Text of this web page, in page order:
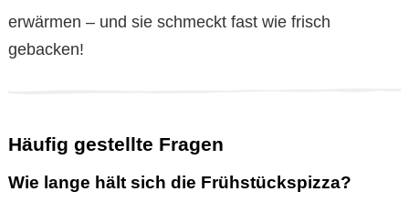
erwärmen – und sie schmeckt fast wie frisch
gebacken!
Häufig gestellte Fragen
Wie lange hält sich die Frühstückspizza?